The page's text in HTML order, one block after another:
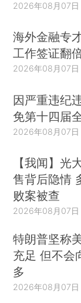
2026年08月07日
海外金融专
工作签证翻
2026年08月07日
因严重违纪
免第十四届
2026年08月07日
【我闻】光
售背后隐情
败案被查
2026年08月07日
特朗普坚称
充足 但不会
多
2026年08月07日